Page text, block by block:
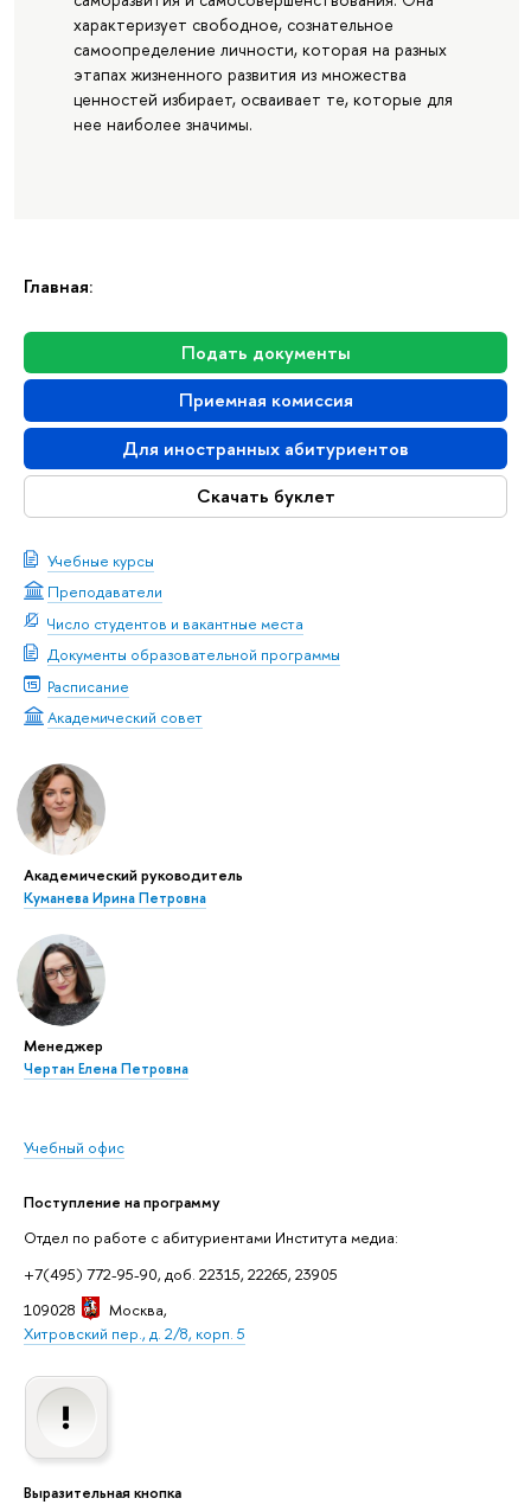
Главная:
Подать документы
Приемная комиссия
Для иностранных абитуриентов
Скачать буклет
Учебные курсы
Преподаватели
Число студентов и вакантные места
Документы образовательной программы
Расписание
Академический совет
Академический руководитель
Куманева Ирина Петровна
Менеджер
Чертан Елена Петровна
Учебный офис
Поступление на программу
Отдел по работе с абитуриентами Института медиа:
+7(495) 772-95-90, доб. 22315, 22265, 23905
109028
Москва,
Хитровский пер., д. 2/8, корп. 5
Выразительная кнопка
характеризует свободное, сознательное
самоопределение личности, которая на разных
этапах жизненного развития из множества
ценностей избирает, осваивает те, которые для
нее наиболее значимы.